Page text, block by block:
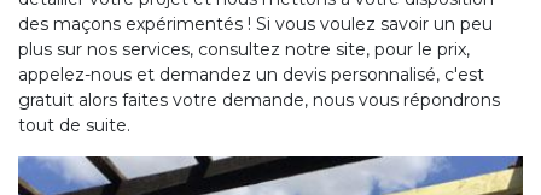
des maçons expérimentés ! Si vous voulez savoir un peu
plus sur nos services, consultez notre site, pour le prix,
appelez-nous et demandez un devis personnalisé, c'est
gratuit alors faites votre demande, nous vous répondrons
tout de suite.